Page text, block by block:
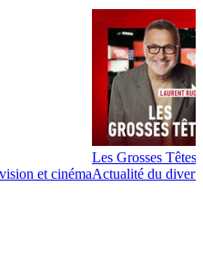
et cinéma
Les Grosses Têtes
Actualité du